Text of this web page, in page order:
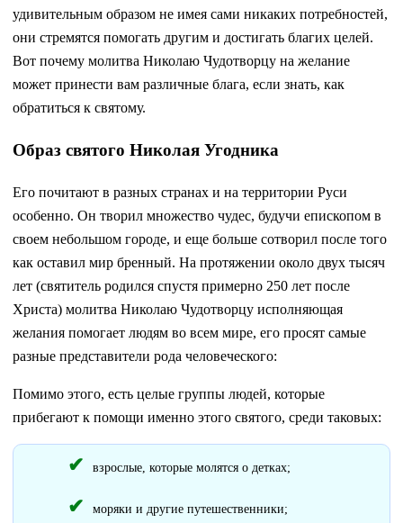
удивительным образом не имея сами никаких потребностей,
они стремятся помогать другим и достигать благих целей.
Вот почему молитва Николаю Чудотворцу на желание
может принести вам различные блага, если знать, как
обратиться к святому.
Образ святого Николая Угодника
Его почитают в разных странах и на территории Руси
особенно. Он творил множество чудес, будучи епископом в
своем небольшом городе, и еще больше сотворил после того
как оставил мир бренный. На протяжении около двух тысяч
лет (святитель родился спустя примерно 250 лет после
Христа) молитва Николаю Чудотворцу исполняющая
желания помогает людям во всем мире, его просят самые
разные представители рода человеческого:
Помимо этого, есть целые группы людей, которые
прибегают к помощи именно этого святого, среди таковых:
взрослые, которые молятся о детках;
моряки и другие путешественники;